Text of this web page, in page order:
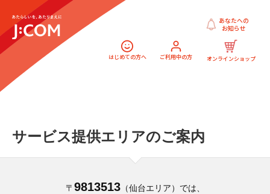
はじめての方へ ご利用中の方 オンラインショップ
あなたへの
お知らせ
サービス提供エリアのご案内
〒 9813513（仙台エリア）では、